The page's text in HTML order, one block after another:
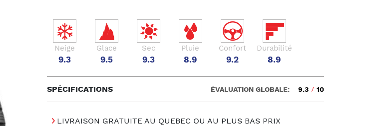
Neige
9.3
Glace
9.5
Sec
9.3
Pluie
8.9
Confort
9.2
Durabilité
8.9
SPÉCIFICATIONS ÉVALUATION GLOBALE: 9.3 / 10
LIVRAISON GRATUITE AU QUEBEC OU AU PLUS BAS PRIX